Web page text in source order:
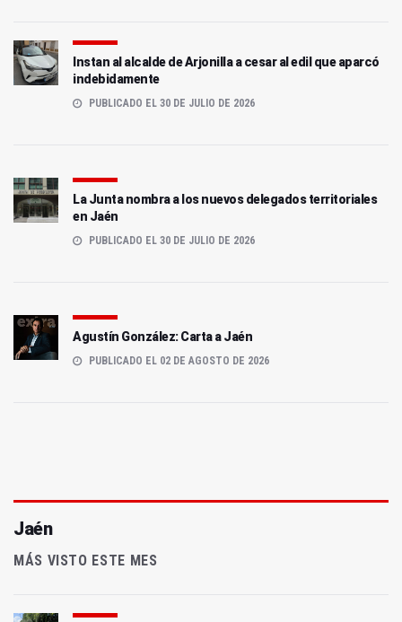
Instan al alcalde de Arjonilla a cesar al edil que aparcó
indebidamente
PUBLICADO EL 30 DE JULIO DE 2026
La Junta nombra a los nuevos delegados territoriales
en Jaén
PUBLICADO EL 30 DE JULIO DE 2026
Agustín González: Carta a Jaén
PUBLICADO EL 02 DE AGOSTO DE 2026
Jaén
MÁS VISTO ESTE MES